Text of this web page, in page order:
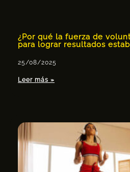
¿Por qué la fuerza de
para lograr resultados
25/08/2025
Leer más »